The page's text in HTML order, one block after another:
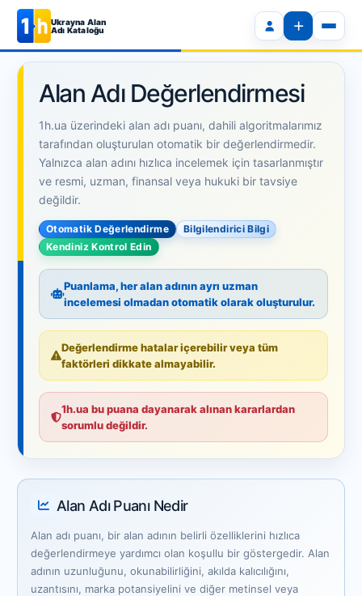
Ukrayna Alan
Adı Kataloğu
Alan Adı Değerlendirmesi
1h.ua üzerindeki alan adı puanı, dahili algoritmalarımız
tarafından oluşturulan otomatik bir değerlendirmedir.
Yalnızca alan adını hızlıca incelemek için tasarlanmıştır
ve resmi, uzman, finansal veya hukuki bir tavsiye
değildir.
Otomatik Değerlendirme
Bilgilendirici Bilgi
Kendiniz Kontrol Edin
Puanlama, her alan adının ayrı uzman
incelemesi olmadan otomatik olarak oluşturulur.
Değerlendirme hatalar içerebilir veya tüm
faktörleri dikkate almayabilir.
1h.ua bu puana dayanarak alınan kararlardan
sorumlu değildir.
Alan Adı Puanı Nedir
Alan adı puanı, bir alan adının belirli özelliklerini hızlıca
değerlendirmeye yardımcı olan koşullu bir göstergedir. Alan
adının uzunluğunu, okunabilirliğini, akılda kalıcılığını,
uzantısını, marka potansiyelini ve diğer metinsel veya